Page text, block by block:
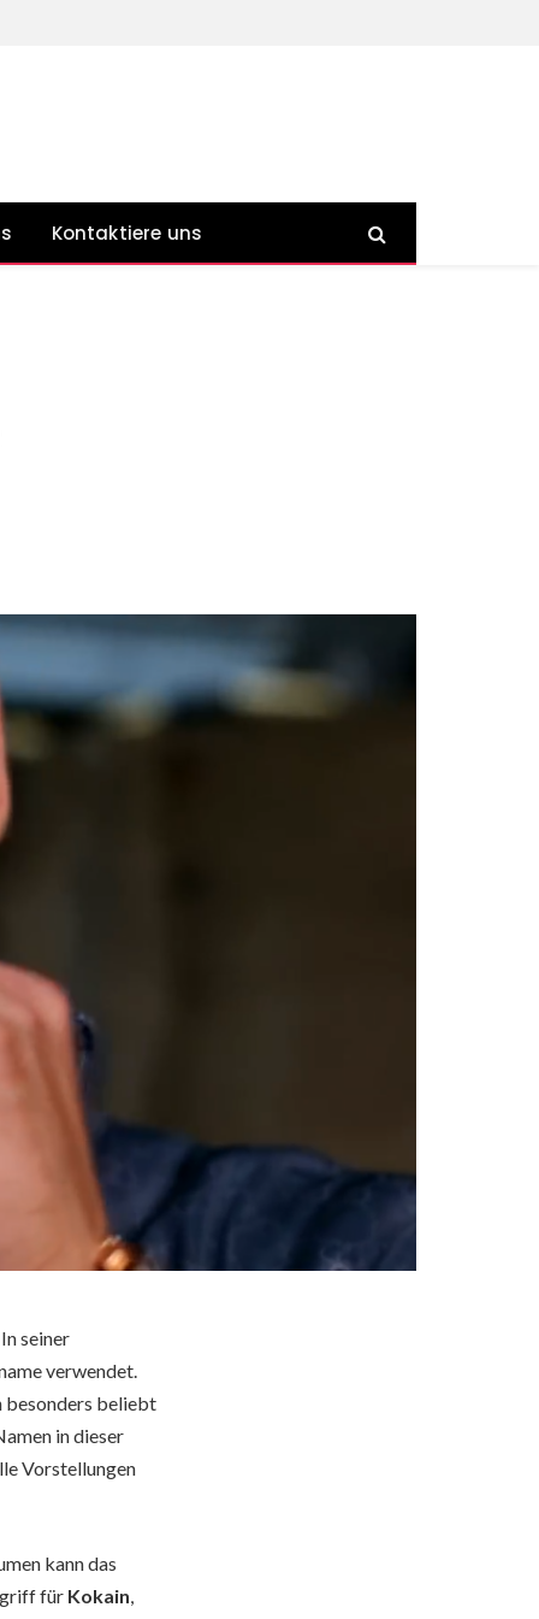
Kontaktiere uns
seiner
verwendet.
besonders beliebt
in dieser
Vorstellungen
kann das
für Kokain,